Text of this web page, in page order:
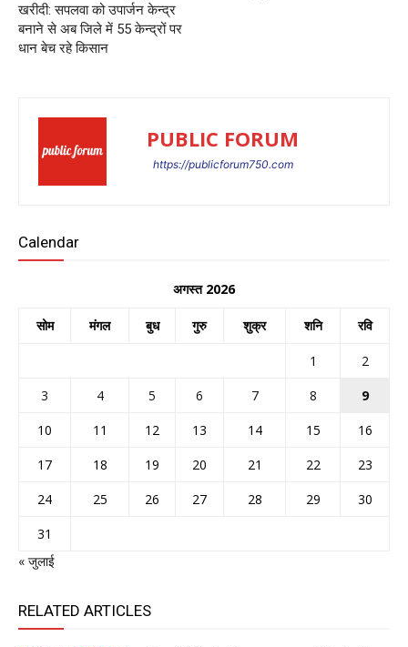
खरीदी: सपलवा को उपार्जन केन्द्र
बनाने से अब जिले में 55 केन्द्रों पर
धान बेच रहे किसान
PUBLIC FORUM
https://publicforum750.com
Calendar
अगस्त 2026
सोम मंगल बुध गुरु शुक्र शनि रवि
1
2
3
4 5 6 7 8
9
10
11 12 13 14 15
16
17
18 19 20 21 22
23
24
25 26 27 28 29
30
31
« जुलाई
RELATED ARTICLES